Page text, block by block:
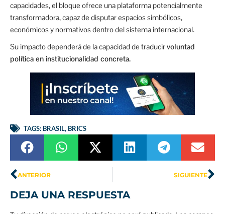
capacidades, el bloque ofrece una plataforma potencialmente
transformadora, capaz de disputar espacios simbólicos,
económicos y normativos dentro del sistema internacional.
Su impacto dependerá de la capacidad de traducirvoluntad
política en institucionalidad concreta.
TAGS: BRASIL, BRICS
ANTERIOR SIGUIENTE
DEJA UNA RESPUESTA